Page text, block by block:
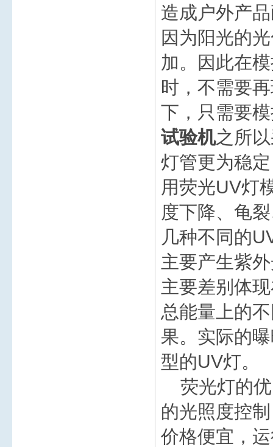
造成户外产
因为阳光的
加。因此在
时，不需要
下，只需要
试验机之所
灯管更为稳
用荧光UV灯
度下降、龟
几种不同的
主要产生紫
主要差别体
总能量上的
果。实际的
型的UV灯。
荧光灯的优
的光照度控
价格便宜，